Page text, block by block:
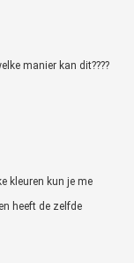
manier kan dit????
kleuren kun je me
heeft de zelfde